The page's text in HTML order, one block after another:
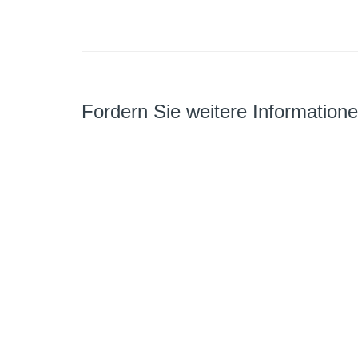
Fordern Sie weitere